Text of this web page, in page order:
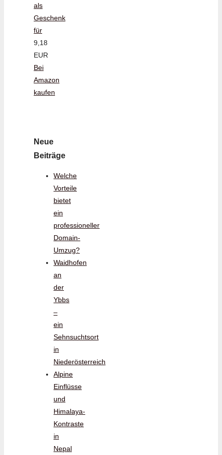
als
Geschenk
für
9,18
EUR
Bei
Amazon
kaufen
Neue
Beiträge
Welche
Vorteile
bietet
ein
professioneller
Domain-
Umzug?
Waidhofen
an
der
Ybbs
–
ein
Sehnsuchtsort
in
Niederösterreich
Alpine
Einflüsse
und
Himalaya-
Kontraste
in
Nepal